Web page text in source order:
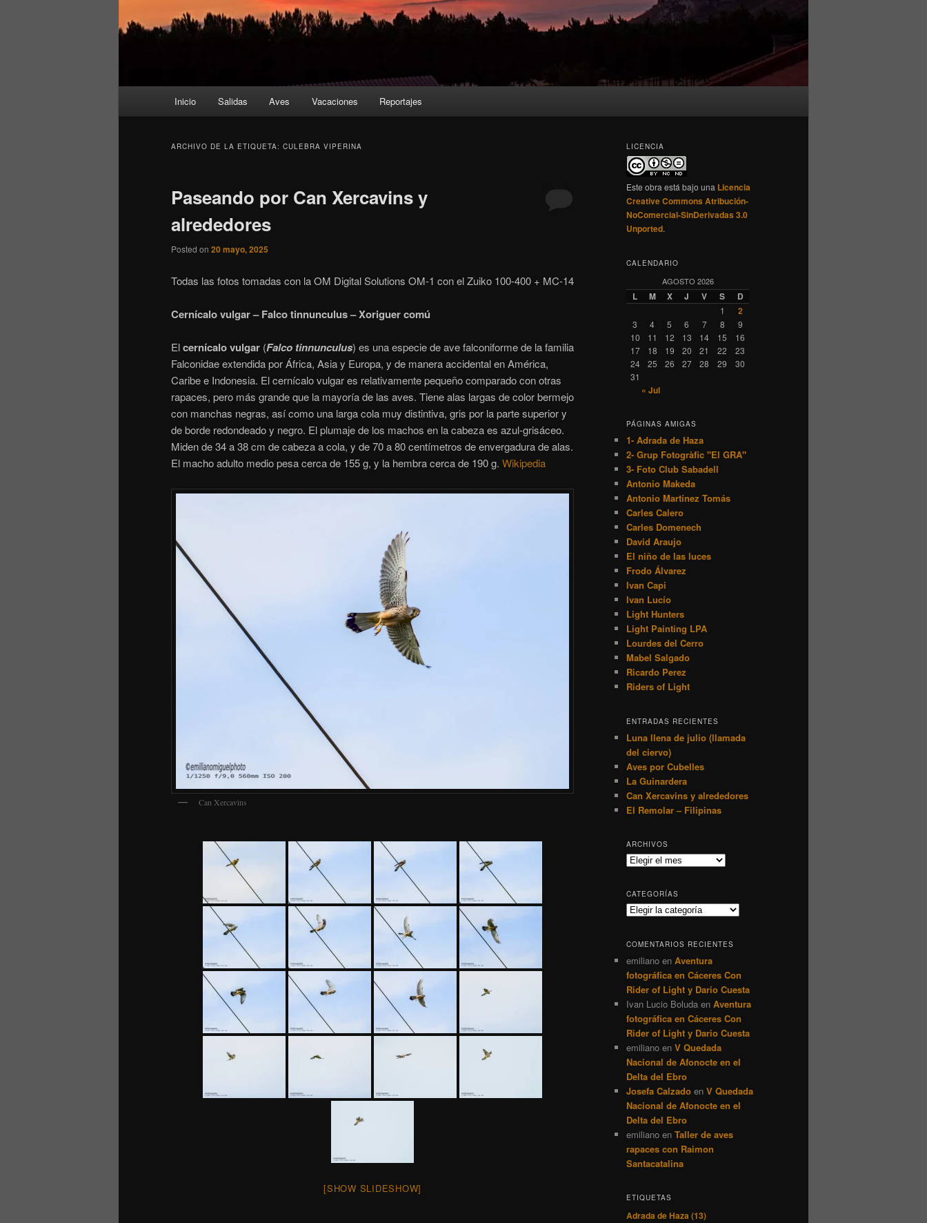
Inicio Salidas Aves Vacaciones Reportajes
ARCHIVO DE LA ETIQUETA: CULEBRA VIPERINA
Paseando por Can Xercavins y
alrededores
Posted on 20 mayo, 2025
Todas las fotos tomadas con la OM Digital Solutions OM-1 con el Zuiko 100-400 + MC-14
Cernícalo vulgar – Falco tinnunculus – Xoriguer comú
Elcernícalo vulgar ​ (Falco tinnunculus) es una especie de ave falconiforme de la familia
Falconidae extendida por África, Asia y Europa​, y de manera accidental en América,
Caribe e Indonesia. El cernícalo vulgar es relativamente pequeño comparado con otras
rapaces, pero más grande que la mayoría de las aves. Tiene alas largas de color bermejo
con manchas negras, así como una larga cola muy distintiva, gris por la parte superior y
de borde redondeado y negro. El plumaje de los machos en la cabeza es azul-grisáceo.
Miden de 34 a 38 cm de cabeza a cola, y de 70 a 80 centímetros de envergadura de alas.
El macho adulto medio pesa cerca de 155 g, y la hembra cerca de 190 g. Wikipedia
Can Xercavins
[SHOW SLIDESHOW]
LICENCIA
Este obra está bajo una Licencia
Creative Commons Atribución-
NoComercial-SinDerivadas 3.0
Unported.
CALENDARIO
AGOSTO 2026
L M X J V S D
1 2
3 4 5 6 7 8
9
10
11 12 13 14 15
16
17
18 19 20 21 22
23
24
25 26 27 28 29
30
31
« Jul
PÁGINAS AMIGAS
1- Adrada de Haza
2- Grup Fotogràfic "El GRA"
3- Foto Club Sabadell
Antonio Makeda
Antonio Martínez Tomás
Carles Calero
Carles Domenech
David Araujo
El niño de las luces
Frodo Álvarez
Ivan Capi
Ivan Lucío
Light Hunters
Light Painting LPA
Lourdes del Cerro
Mabel Salgado
Ricardo Perez
Riders of Light
ENTRADAS RECIENTES
Luna llena de julio (llamada
del ciervo)
Aves por Cubelles
La Guinardera
Can Xercavins y alrededores
El Remolar – Filipinas
ARCHIVOS
Archivos
CATEGORÍAS
Categorías
COMENTARIOS RECIENTES
emiliano en Aventura
fotográfica en Cáceres Con
Rider of Light y Dario Cuesta
Ivan Lucio Boluda en Aventura
fotográfica en Cáceres Con
Rider of Light y Dario Cuesta
emiliano en V Quedada
Nacional de Afonocte en el
Delta del Ebro
Josefa Calzado en V Quedada
Nacional de Afonocte en el
Delta del Ebro
emiliano en Taller de aves
rapaces con Raimon
Santacatalina
ETIQUETAS
Adrada de Haza (13)